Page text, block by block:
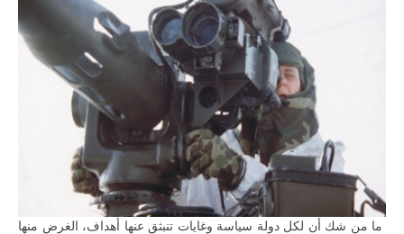
2026 الدولية
بمشاركة
جيوش وقادة
من 30 دولة
بمدينة سرت
في خطوة
تُوصف بأنها
اختبار عملي
جديد لإمكانية
تقريب
المسافات بين
المؤسستين
العسكريتين في
شرق البلاد
ما من شك أن لكل دولة سياسة وغايات تنبثق عنها أهداف، الغرض منها